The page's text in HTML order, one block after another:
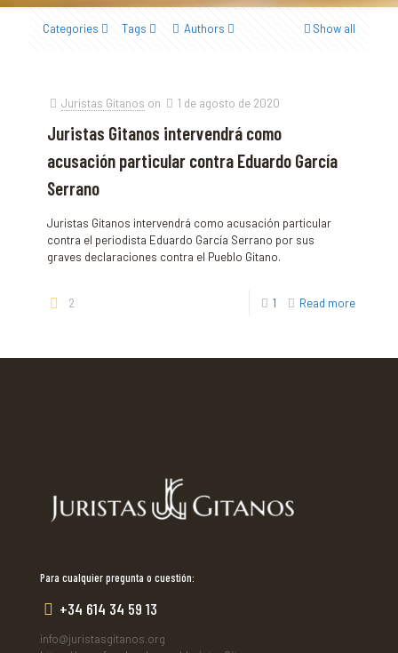
Categories Tags Authors Show all
Juristas Gitanos on 1 de agosto de 2020
Juristas Gitanos intervendrá como
acusación particular contra Eduardo García
Serrano
Juristas Gitanos intervendrá como acusación particular
contra el periodista Eduardo García Serrano por sus
graves declaraciones contra el Pueblo Gitano.
2 1 Read more
Para cualquier pregunta o cuestión:
+34 614 34 59 13
info@juristasgitanos.org